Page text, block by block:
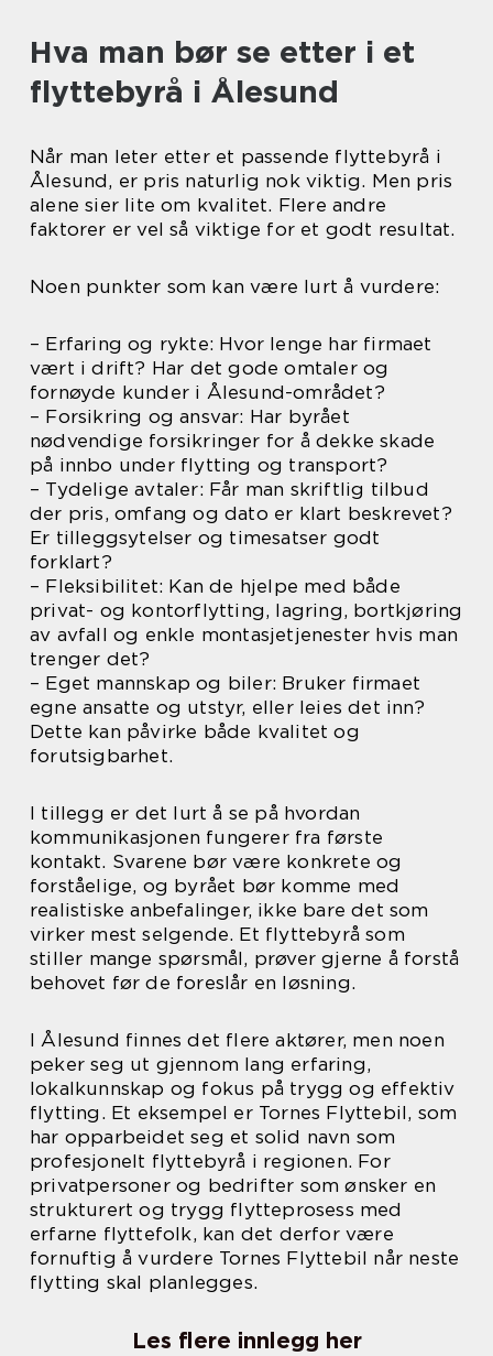
Hva man bør se etter i et
flyttebyrå i Ålesund
Når man leter etter et passende flyttebyrå i
Ålesund, er pris naturlig nok viktig. Men pris
alene sier lite om kvalitet. Flere andre
faktorer er vel så viktige for et godt resultat.
Noen punkter som kan være lurt å vurdere:
– Erfaring og rykte: Hvor lenge har firmaet
vært i drift? Har det gode omtaler og
fornøyde kunder i Ålesund-området?
– Forsikring og ansvar: Har byrået
nødvendige forsikringer for å dekke skade
på innbo under flytting og transport?
– Tydelige avtaler: Får man skriftlig tilbud
der pris, omfang og dato er klart beskrevet?
Er tilleggsytelser og timesatser godt
forklart?
– Fleksibilitet: Kan de hjelpe med både
privat- og kontorflytting, lagring, bortkjøring
av avfall og enkle montasjetjenester hvis man
trenger det?
– Eget mannskap og biler: Bruker firmaet
egne ansatte og utstyr, eller leies det inn?
Dette kan påvirke både kvalitet og
forutsigbarhet.
I tillegg er det lurt å se på hvordan
kommunikasjonen fungerer fra første
kontakt. Svarene bør være konkrete og
forståelige, og byrået bør komme med
realistiske anbefalinger, ikke bare det som
virker mest selgende. Et flyttebyrå som
stiller mange spørsmål, prøver gjerne å forstå
behovet før de foreslår en løsning.
I Ålesund finnes det flere aktører, men noen
peker seg ut gjennom lang erfaring,
lokalkunnskap og fokus på trygg og effektiv
flytting. Et eksempel er Tornes Flyttebil, som
har opparbeidet seg et solid navn som
profesjonelt flyttebyrå i regionen. For
privatpersoner og bedrifter som ønsker en
strukturert og trygg flytteprosess med
erfarne flyttefolk, kan det derfor være
fornuftig å vurdere Tornes Flyttebil når neste
flytting skal planlegges.
Les flere innlegg her